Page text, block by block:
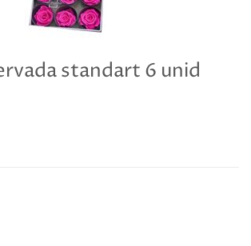
standart 6 unid